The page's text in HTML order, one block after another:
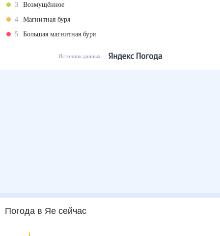
3
Возмущённое
4
Магнитная буря
5
Большая магнитная буря
Источник данных
Погода в Яесейчас